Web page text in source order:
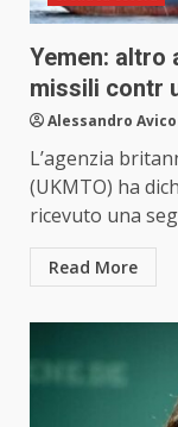
Yemen: altro
missili contr
Alessandro Avico
L’agenzia
(UKMTO) ha
ricevuto una
Read More